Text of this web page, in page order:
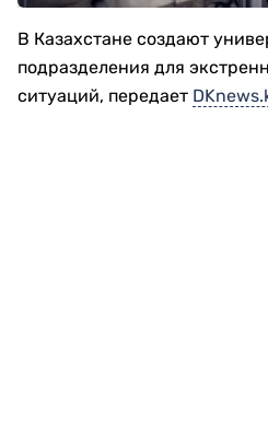
В Казахстане создают
подразделения для
ситуаций, передает